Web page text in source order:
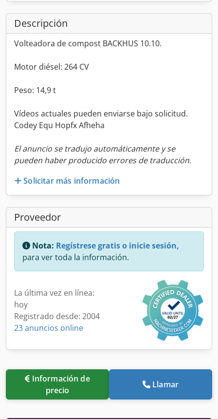
Descripción
Volteadora de compost BACKHUS 10.10.
Motor diésel: 264 CV
Peso: 14,9 t
Vídeos actuales pueden enviarse bajo solicitud.
Codey Equ Hopfx Afheha
El anuncio se tradujo automáticamente y se
pueden haber producido errores de traducción.
Solicitar más información
Proveedor
Nota: Regístrese gratis o inicie sesión,
para ver toda la información.
La última vez en línea:
hoy
Registrado desde: 2004
23 anuncios online
precio
Llamar